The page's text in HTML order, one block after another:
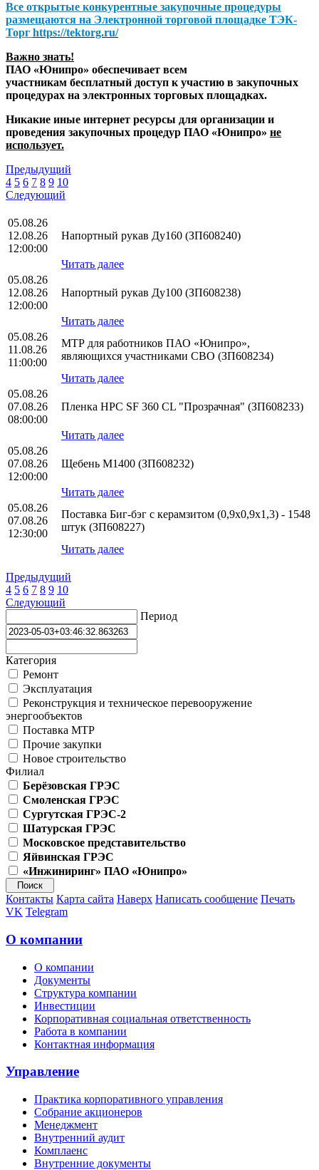
Все открытые конкурентные закупочные процедуры
размещаются на Электронной торговой площадке ТЭК-
Торг https://tektorg.ru/
Важно знать!
ПАО «Юнипро» обеспечивает всем
участникам бесплатный доступ к участию в закупочных
процедурах на электронных торговых площадках.
Никакие иные интернет ресурсы для организации и
проведения закупочных процедур ПАО «Юнипро» не
использует.
Предыдущий
4 5 6 7 8 9 10
Следующий
05.08.26
12.08.26
12:00:00
Напортный рукав Ду160 (ЗП608240)
Читать далее
05.08.26
12.08.26
12:00:00
Напортный рукав Ду100 (ЗП608238)
Читать далее
05.08.26
11.08.26
11:00:00
МТР для работников ПАО «Юнипро»,
являющихся участниками СВО (ЗП608234)
Читать далее
05.08.26
07.08.26
08:00:00
Пленка HPС SF 360 CL "Прозрачная" (ЗП608233)
Читать далее
05.08.26
07.08.26
12:00:00
Щебень М1400 (ЗП608232)
Читать далее
05.08.26
07.08.26
12:30:00
Поставка Биг-бэг с керамзитом (0,9х0,9х1,3) - 1548
штук (ЗП608227)
Читать далее
Предыдущий
4 5 6 7 8 9 10
Следующий
Период
Категория
Ремонт
Эксплуатация
Реконструкция и техническое перевооружение
энергообъектов
Поставка МТР
Прочие закупки
Новое строительство
Филиал
Берёзовская ГРЭС
Смоленская ГРЭС
Сургутская ГРЭС-2
Шатурская ГРЭС
Московское представительство
Яйвинская ГРЭС
«Инжиниринг» ПАО «Юнипро»
Контакты Карта сайта Наверх Написать сообщение Печать
VK Telegram
О компании
О компании
Документы
Структура компании
Инвестиции
Корпоративная социальная ответственность
Работа в компании
Контактная информация
Управление
Практика корпоративного управления
Собрание акционеров
Менеджмент
Внутренний аудит
Комплаенс
Внутренние документы